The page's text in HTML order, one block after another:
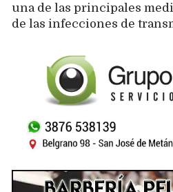
una de las principales
de las infecciones de